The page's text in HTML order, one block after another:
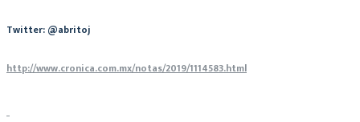
Twitter: @abritoj
http://www.cronica.com.mx/notas/2019/1114583.html